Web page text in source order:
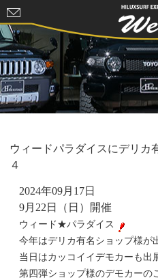
EXPERT
SHOP
ウィードパラダイスにデリカ
４
2024年09月17日
9月22日（日）開催
ウィード★パラダイス
今年はデリカ有名ショップ様が
当日はカッコイイデモカーも出
第四弾ショップ様のデモカーの